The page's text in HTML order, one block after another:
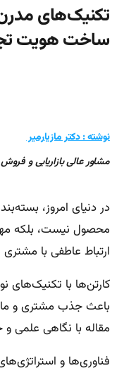
تکنیک‌های
ساخت هویت
نوشته : دکتر مازیارمیر
مشاور عالی بازاریابی و
در دنیای امروز،
محصول نیست، بلکه
ارتباط عاطفی با
کارتن‌ها با تکنیک‌های
باعث جذب مشتری و
مقاله با نگاهی علمی و
فناوری‌ها و